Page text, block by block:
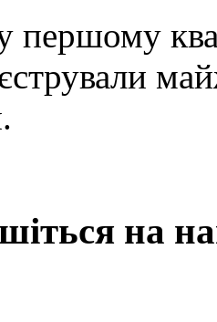
першому
на